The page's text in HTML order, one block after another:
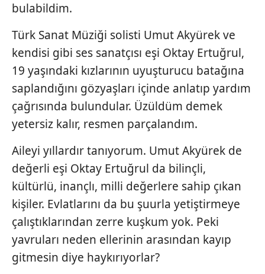
bulabildim.
Türk Sanat Müziği solisti Umut Akyürek ve
kendisi gibi ses sanatçısı eşi Oktay Ertuğrul,
19 yaşındaki kızlarının uyuşturucu batağına
saplandığını gözyaşları içinde anlatıp yardım
çağrısında bulundular. Üzüldüm demek
yetersiz kalır, resmen parçalandım.
Aileyi yıllardır tanıyorum. Umut Akyürek de
değerli eşi Oktay Ertuğrul da bilinçli,
kültürlü, inançlı, milli değerlere sahip çıkan
kişiler. Evlatlarını da bu şuurla yetiştirmeye
çalıştıklarından zerre kuşkum yok. Peki
yavruları neden ellerinin arasından kayıp
gitmesin diye haykırıyorlar?